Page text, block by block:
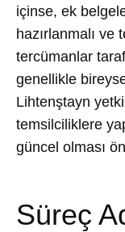
içinse, ek
hazırlanmalı
tercümanlar
genellikle
Lihtenştayn
temsilciliklere
güncel olması
Süreç